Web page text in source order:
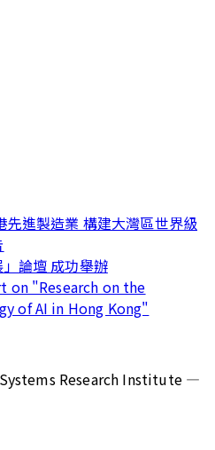
先進製造業 構建大灣區世界級
論壇 成功舉辦
on "Research on the
of AI in Hong Kong"
Research Institute —